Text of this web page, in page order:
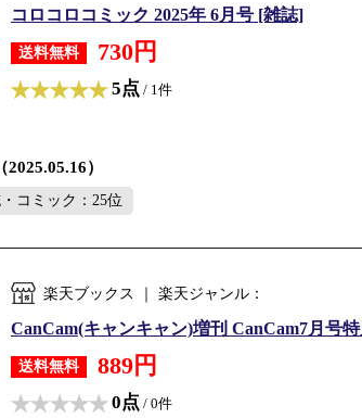
コロコロコミック 2025年 6月号 [雑誌]
送料無料 730円
5点 / 1件
）
コミック：25位
楽天ブックス ｜ 楽天ジャンル：
CanCam(キャンキャン)増刊 CanCam7月号
送料無料 889円
0点 / 0件